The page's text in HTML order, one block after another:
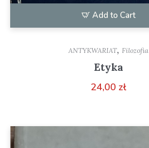
Add to Cart
ANTYKWARIAT,Filozofia
Etyka
24,00 zł